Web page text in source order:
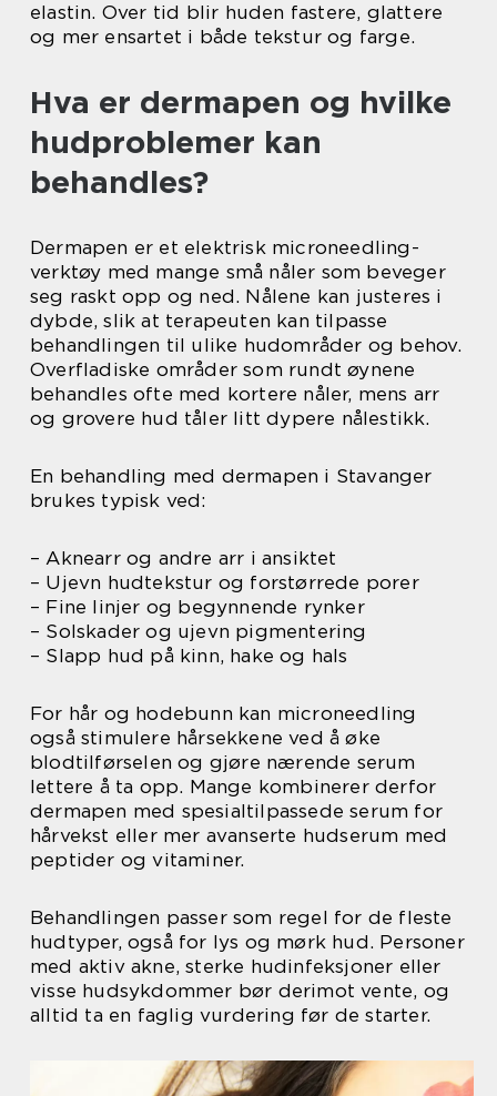
elastin. Over tid blir huden fastere, glattere
og mer ensartet i både tekstur og farge.
Hva er dermapen og hvilke
hudproblemer kan
behandles?
Dermapen er et elektrisk microneedling-
verktøy med mange små nåler som beveger
seg raskt opp og ned. Nålene kan justeres i
dybde, slik at terapeuten kan tilpasse
behandlingen til ulike hudområder og behov.
Overfladiske områder som rundt øynene
behandles ofte med kortere nåler, mens arr
og grovere hud tåler litt dypere nålestikk.
En behandling med dermapen i Stavanger
brukes typisk ved:
– Aknearr og andre arr i ansiktet
– Ujevn hudtekstur og forstørrede porer
– Fine linjer og begynnende rynker
– Solskader og ujevn pigmentering
– Slapp hud på kinn, hake og hals
For hår og hodebunn kan microneedling
også stimulere hårsekkene ved å øke
blodtilførselen og gjøre nærende serum
lettere å ta opp. Mange kombinerer derfor
dermapen med spesialtilpassede serum for
hårvekst eller mer avanserte hudserum med
peptider og vitaminer.
Behandlingen passer som regel for de fleste
hudtyper, også for lys og mørk hud. Personer
med aktiv akne, sterke hudinfeksjoner eller
visse hudsykdommer bør derimot vente, og
alltid ta en faglig vurdering før de starter.